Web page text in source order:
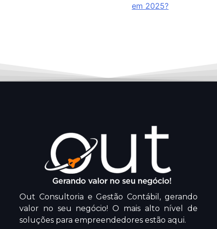
em 2025?
Out Consultoria e Gestão Contábil, gerando
valor no seu negócio! O mais alto nível de
soluções para empreendedores estão aqui.